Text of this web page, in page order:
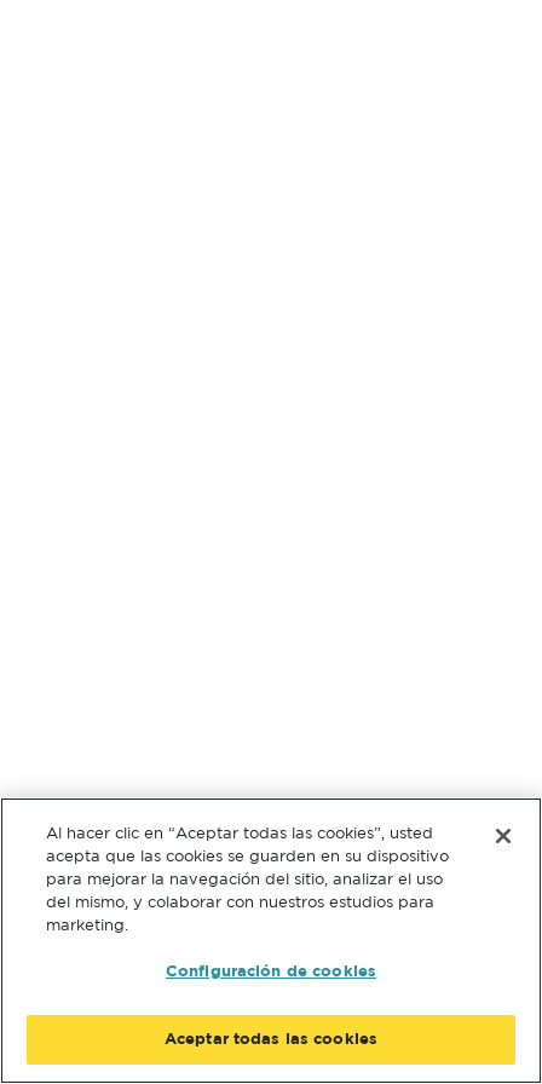
Al hacer clic en “Aceptar todas las cookies”, usted
acepta que las cookies se guarden en su dispositivo
para mejorar la navegación del sitio, analizar el uso
del mismo, y colaborar con nuestros estudios para
marketing.
Configuración de cookies
Aceptar todas las cookies